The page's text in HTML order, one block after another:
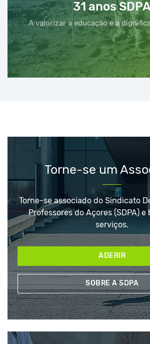
31 anos SDPA
A valorizar a educação e a
Torne-se um
Torne-se associado do Sindicato
Professores do Açores (SDPA) e
serviços.
ADERIR
SOBRE A SDPA